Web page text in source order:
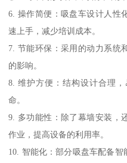
6. 操作简便：吸盘车设计人性
速上手，减少培训成本。
7. 节能环保：采用的动力系统
的影响。
8. 维护方便：结构设计合理
命。
9. 多功能性：除了幕墙安装，
作业，提高设备的利用率。
10. 智能化：部分吸盘车配备智